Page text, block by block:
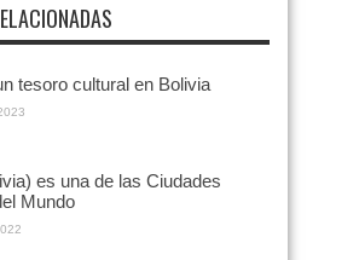
tesoro cultural en Bolivia
es una de las Ciudades
Mundo